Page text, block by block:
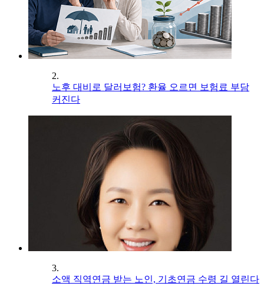
2.
노후 대비로 달러보험? 환율 오르면 보험료 부담
커진다
3.
소액 직역연금 받는 노인, 기초연금 수령 길 열린다